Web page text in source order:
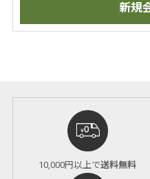
10,000円以上で送料無料